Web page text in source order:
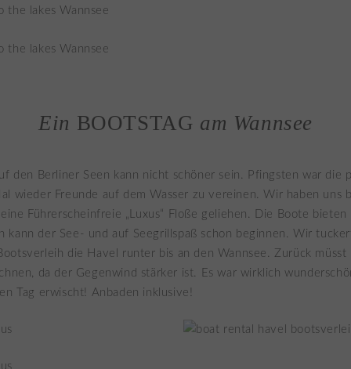
Ein BOOTSTAG am Wannsee
den Berliner Seen kann nicht schöner sein. Pfingsten war die
wieder Freunde auf dem Wasser zu vereinen. Wir haben uns
Führerscheinfreie „Luxus“ Floße geliehen. Die Boote
kann der See- und auf Seegrillspaß schon beginnen. Wir
die Havel runter bis an den Wannsee. Zurück müsst
da der Gegenwind stärker ist. Es war wirklich
Tag erwischt! Anbaden inklusive!